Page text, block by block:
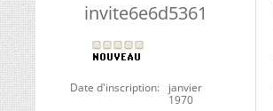
invite6e6d5361
Date d'inscription
janvier
1970